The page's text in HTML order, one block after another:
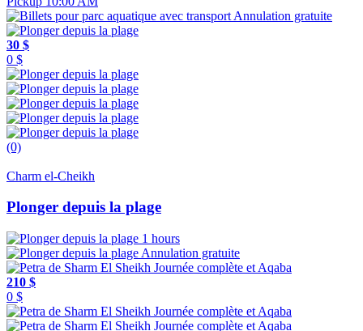
Annulation gratuite
30 $
0 $
(0)
Charm el-Cheikh
Plonger depuis la plage
1 hours
Annulation gratuite
210 $
0 $